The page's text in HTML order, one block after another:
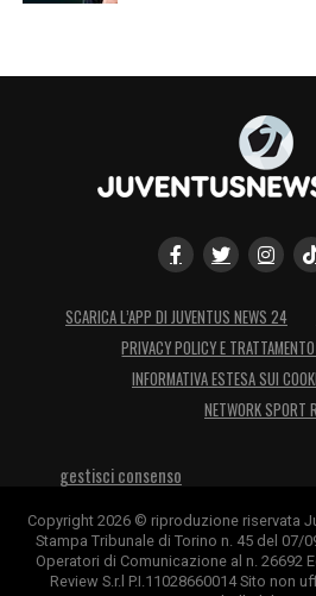
SCARICA L’APP DI JUVENTUS NEWS 24
PRIVACY POLICY E
INFORMATIVA ESTESA SUI
NETWORK SPORT
gestisci consenso
Copyright 2026 © riproduzione riservata
Stampa Tribunale di Torino n. 45 del 07/
Operatori di Comunicazione al n. 26692
Review S.r.l P.I.11028660014 Sito non